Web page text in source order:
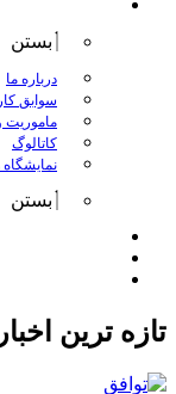
بستن
درباره ما
سوابق
ماموریت
کاتالوگ
نمایشگاه
بستن
تازه ترین اخبار